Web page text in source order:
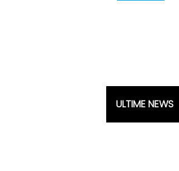
ULTIME NEWS